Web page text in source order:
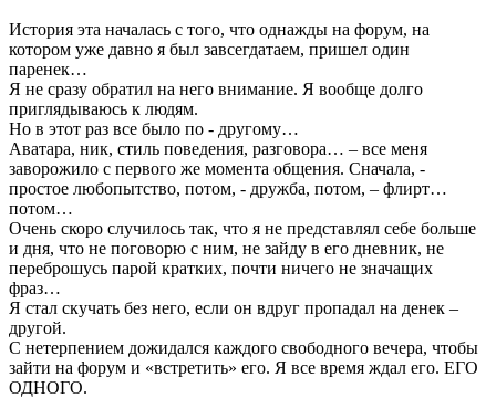
История эта началась с того, что однажды на форум, на
котором уже давно я был завсегдатаем, пришел один
паренек…
Я не сразу обратил на него внимание. Я вообще долго
приглядываюсь к людям.
Но в этот раз все было по - другому…
Аватара, ник, стиль поведения, разговора… – все меня
заворожило с первого же момента общения. Сначала, -
простое любопытство, потом, - дружба, потом, – флирт…
потом…
Очень скоро случилось так, что я не представлял себе больше
и дня, что не поговорю с ним, не зайду в его дневник, не
переброшусь парой кратких, почти ничего не значащих
фраз…
Я стал скучать без него, если он вдруг пропадал на денек –
другой.
С нетерпением дожидался каждого свободного вечера, чтобы
зайти на форум и «встретить» его. Я все время ждал его. ЕГО
ОДНОГО.